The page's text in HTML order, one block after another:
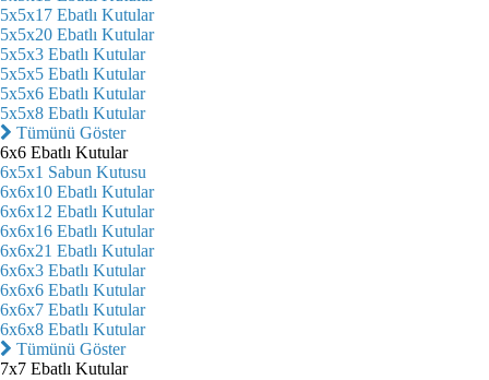
5x5x17 Ebatlı Kutular
5x5x20 Ebatlı Kutular
5x5x3 Ebatlı Kutular
5x5x5 Ebatlı Kutular
5x5x6 Ebatlı Kutular
5x5x8 Ebatlı Kutular
Tümünü Göster
6x6 Ebatlı Kutular
6x5x1 Sabun Kutusu
6x6x10 Ebatlı Kutular
6x6x12 Ebatlı Kutular
6x6x16 Ebatlı Kutular
6x6x21 Ebatlı Kutular
6x6x3 Ebatlı Kutular
6x6x6 Ebatlı Kutular
6x6x7 Ebatlı Kutular
6x6x8 Ebatlı Kutular
Tümünü Göster
7x7 Ebatlı Kutular